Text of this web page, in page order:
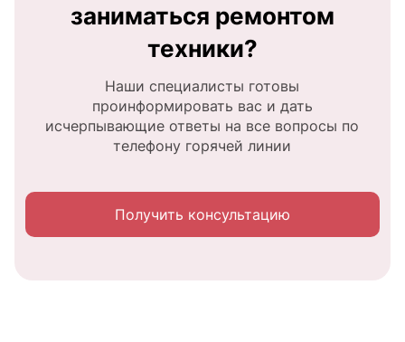
заниматься ремонтом
техники?
Наши специалисты готовы
проинформировать вас и дать
исчерпывающие ответы на все вопросы по
телефону горячей линии
Получить консультацию